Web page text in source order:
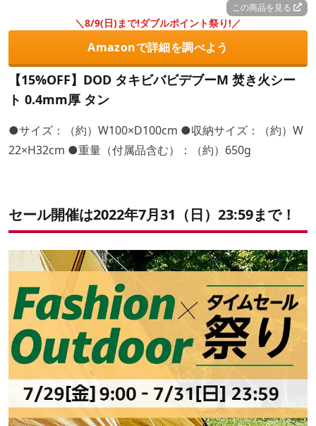
この商品を見る
＼8/9(日)まで!ダブルポイント祭り!／
Amazonで詳細を調べよう
【15%OFF】DOD タキビバビデブーM 焚き火シー
ト 0.4mm厚 タン
●サイズ：（約）W100×D100cm ●収納サイズ：（約）W
22×H32cm ●重量（付属品含む）：（約）650g
セール開催は2022年7月31（日）23:59まで！